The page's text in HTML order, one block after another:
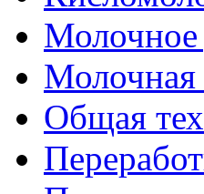
Молочное
Молочная
Общая